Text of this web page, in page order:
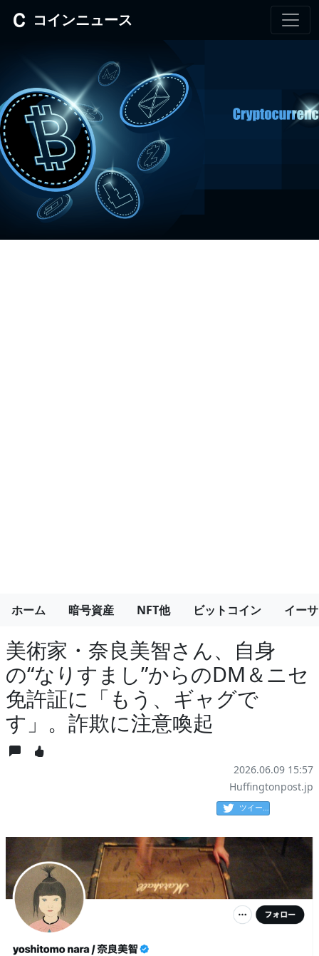
コインニュース
ホーム 暗号資産 NFT他 ビットコイン イー
美術家・奈良美智さん、自身
の“なりすまし”からのDM＆ニセ
免許証に「もう、ギャグで
す」。詐欺に注意喚起
2026.06.09 15:57
Huffingtonpost.jp
ツイート